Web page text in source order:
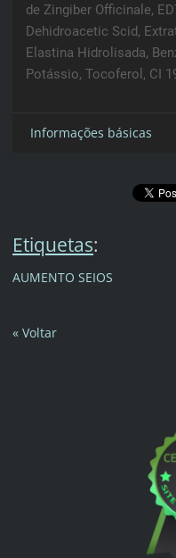
de Zingiber Officinale,
Dehidroacetic Scid,
Elastina Hidrolisada,
Potássio, Tocoferol, CI
Informações básicas
Etiquetas:
AUMENTO SEIOS
« Voltar